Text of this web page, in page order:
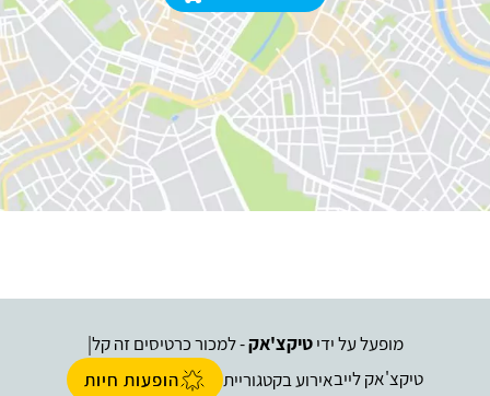
מופעל על ידיטיקצ'אק- למכור כרטיסים זה קל
טיקצ'אק לייבאירוע בקטגוריית הופעות חיות